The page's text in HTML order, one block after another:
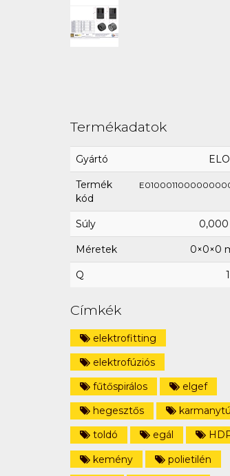
Termékadatok
Gyártó
Termék
kód
Súly 0,000
Méretek 0×0×0
Q
Címkék
elektrofitting
elektrofúziós
fűtőspirálos
elgef
hegesztős
karmanytú
toldó
egál
kemény
polietilén